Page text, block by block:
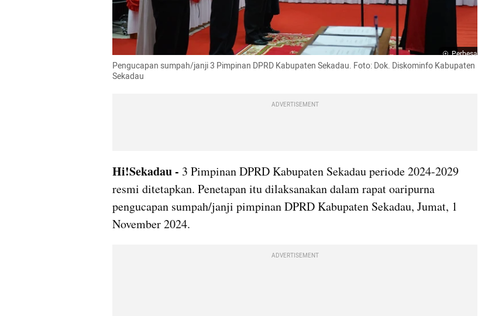
Perbesar
Pengucapan sumpah/janji 3 Pimpinan DPRD Kabupaten Sekadau. Foto: Dok. Diskominfo Kabupaten
Sekadau
ADVERTISEMENT
Hi!Sekadau - 3 Pimpinan DPRD Kabupaten Sekadau periode 2024-2029
resmi ditetapkan. Penetapan itu dilaksanakan dalam rapat oaripurna
pengucapan sumpah/janji pimpinan DPRD Kabupaten Sekadau, Jumat, 1
November 2024.
ADVERTISEMENT